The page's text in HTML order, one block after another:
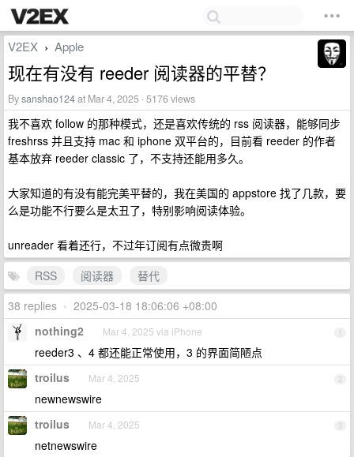
V2EX › Apple
现在有没有 reeder 阅读器的平替？
Bysanshao124at Mar 4, 2025 · 5176 views
我不喜欢 follow 的那种模式，还是喜欢传统的 rss 阅读器，能够同步
freshrss 并且支持 mac 和 iphone 双平台的，目前看 reeder 的作者
基本放弃 reeder classic 了，不支持还能用多久。
大家知道的有没有能完美平替的，我在美国的 appstore 找了几款，要
么是功能不行要么是太丑了，特别影响阅读体验。
unreader 看着还行，不过年订阅有点微贵啊
RSS
阅读器
替代
38 replies • 2025-03-18 18:06:06 +08:00
1
nothing2 Mar 4, 2025 via iPhone
reeder3 、4 都还能正常使用，3 的界面简陋点
2
troilus Mar 4, 2025
newnewswire
3
troilus Mar 4, 2025
netnewswire